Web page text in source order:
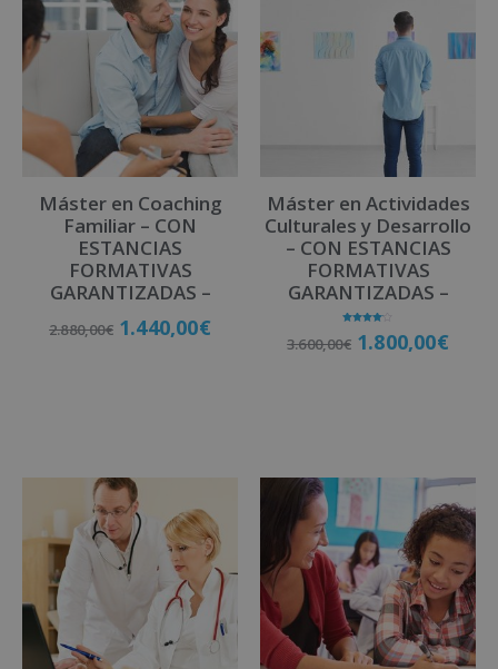
r
n
i
Máster en Coaching
Familiar – CON
ESTANCIAS
FORMATIVAS
GARANTIZADAS –
2.880,00€ 1.440,00€
Máster en Actividades
Culturales y Desarrollo
– CON ESTANCIAS
FORMATIVAS
GARANTIZADAS –
con
4.00
3.600,00€ 1.800,00€